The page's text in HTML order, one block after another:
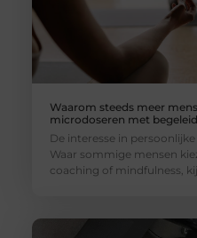
Waarom steeds meer
microdoseren met
De interesse in
Waar sommige mensen
coaching of mindfulness,